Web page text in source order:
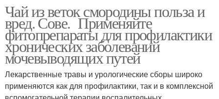
Чай из веток смородины польза и
вред. Сове. Применяйте
фитопрепараты для профилактики
хронических заболеваний
мочевыводящих путей
Лекарственные травы и урологические сборы широко
применяются как для профилактики, так и в комплексной